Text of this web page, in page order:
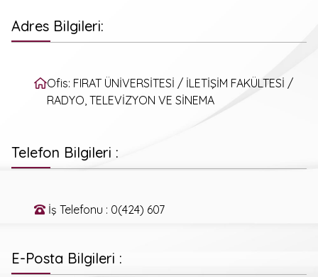
Adres Bilgileri:
Ofis: FIRAT ÜNİVERSİTESİ / İLETİŞİM FAKÜLTESİ /
RADYO, TELEVİZYON VE SİNEMA
Telefon Bilgileri :
İş Telefonu : 0(424) 607
E-Posta Bilgileri :